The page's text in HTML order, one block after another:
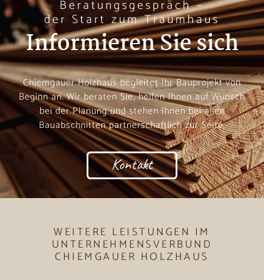
Informieren Sie sich
Beratungsgespräch –
der Start zum Traumhaus
Chiemgauer Holzhaus begleitet Ihr Bauprojekt von
Beginn an. Wir beraten Sie, helfen Ihnen auf Wunsch
bei der Planung und stehen Ihnen bei allen
Bauabschnitten partnerschaftlich zur Seite.
Kontakt
WEITERE LEISTUNGEN IM
UNTERNEHMENSVERBUND
CHIEMGAUER HOLZHAUS